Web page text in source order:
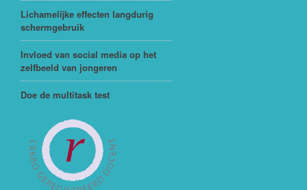
Lichamelijke effecten langdurig
schermgebruik
Invloed van social media op het
zelfbeeld van jongeren
Doe de multitask test